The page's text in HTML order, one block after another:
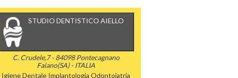
STUDIO DENTISTICO AIELLO
C. Crudele,7 - 84098 Pontecagnano
Faiano(SA) - ITALIA
Igiene Dentale Implantologia Odontoiatria